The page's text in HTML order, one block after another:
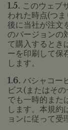
1.5. このウェブ
われた時点(つ
後に当社が注文
のバージョンの
て購入するとき
ーを印刷して保
します。
1.6. バシャコー
ビス(またはそ
でも一時的また
します。本規約
ョンに従って受